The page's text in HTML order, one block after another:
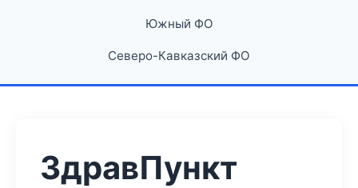
Южный ФО
Северо-Кавказский ФО
ЗдравПункт